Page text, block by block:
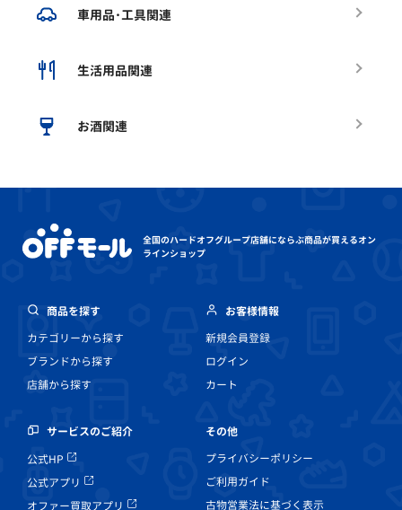
車用品･工具関連
生活用品関連
お酒関連
全国のハードオフグループ店舗にならぶ商品が買えるオン
ラインショップ
商品を探す
カテゴリーから探す
ブランドから探す
店舗から探す
お客様情報
新規会員登録
ログイン
カート
サービスのご紹介
公式HP
公式アプリ
オファー買取アプリ
その他
プライバシーポリシー
ご利用ガイド
古物営業法に基づく表示